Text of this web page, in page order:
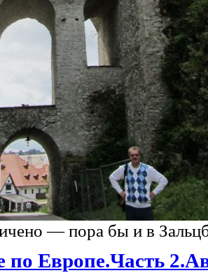
— пора бы и в
по Европе.Часть